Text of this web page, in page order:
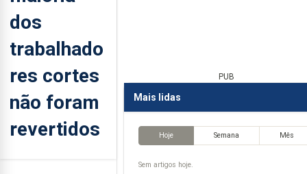
dos
trabalhado
res cortes
não foram
revertidos
PUB
Mais lidas
Hoje Semana Mês
Sem artigos hoje.